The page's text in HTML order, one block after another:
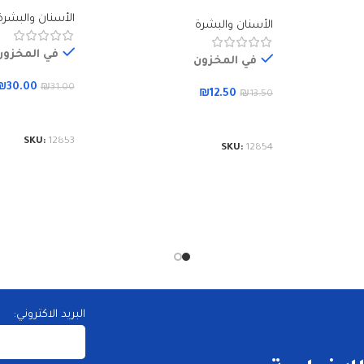
الأسنان والبشرة
في المخزون
₪13.50
₪12.50
SKU: 12854
الأسنان
في
₪31.00
30.00
SKU: 12853
البريد الاكتروني: